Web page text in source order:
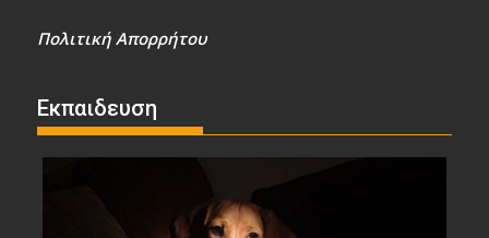
Πολιτική Απορρήτου
Εκπαιδευση